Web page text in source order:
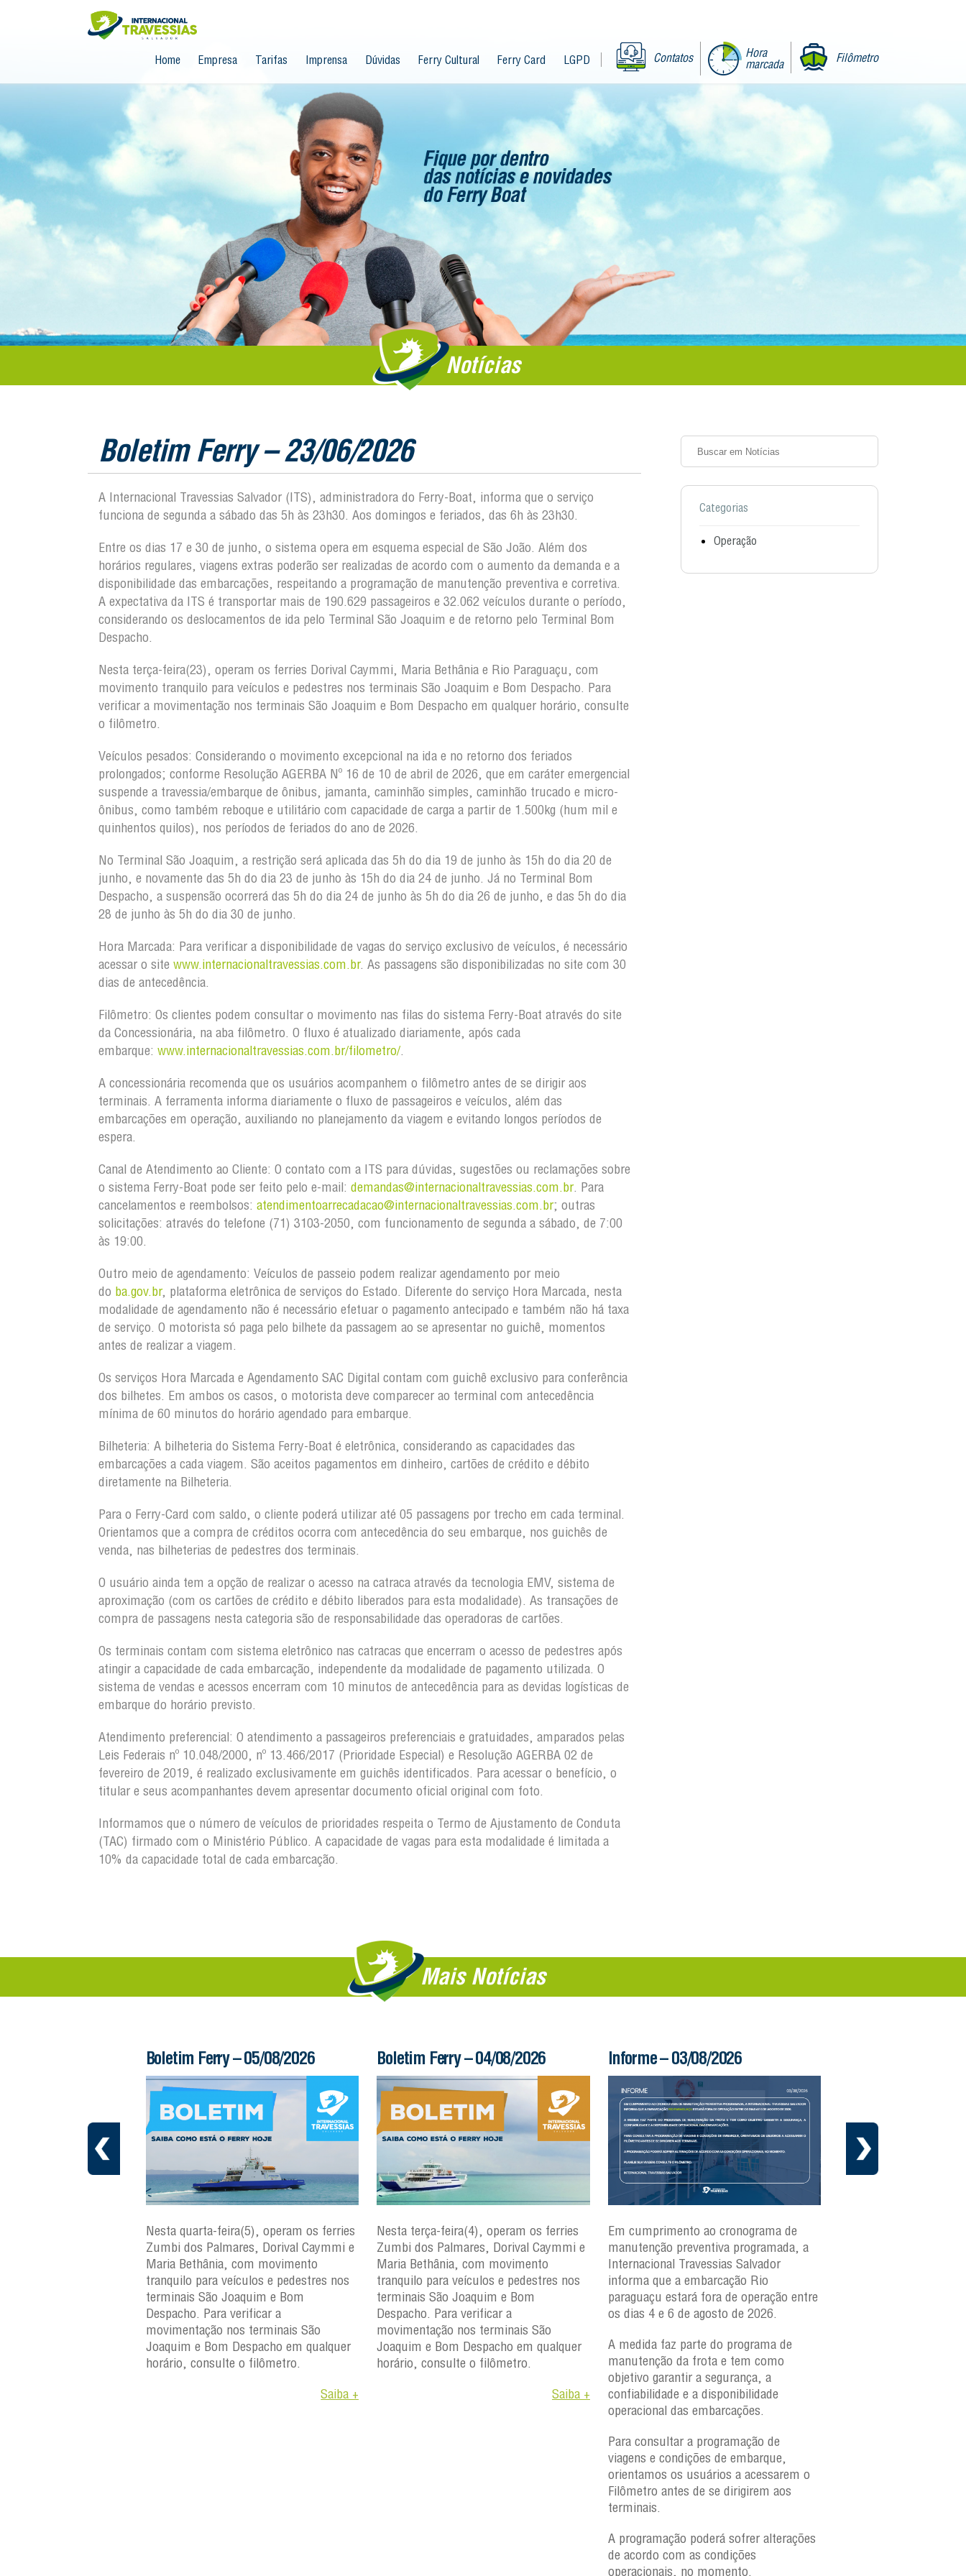
Contatos
Hora
marcada
Filômetro
Home Empresa Tarifas Imprensa Dúvidas Ferry Cultural Ferry Card LGPD
Notícias
Boletim Ferry – 23/06/2026
A Internacional Travessias Salvador (ITS), administradora do Ferry-Boat, informa que o serviço
funciona de segunda a sábado das 5h às 23h30. Aos domingos e feriados, das 6h às 23h30.
Entre os dias 17 e 30 de junho, o sistema opera em esquema especial de São João. Além dos
horários regulares, viagens extras poderão ser realizadas de acordo com o aumento da demanda e a
disponibilidade das embarcações, respeitando a programação de manutenção preventiva e corretiva.
A expectativa da ITS é transportar mais de 190.629 passageiros e 32.062 veículos durante o período,
considerando os deslocamentos de ida pelo Terminal São Joaquim e de retorno pelo Terminal Bom
Despacho.
Nesta terça-feira(23), operam os ferries Dorival Caymmi, Maria Bethânia e Rio Paraguaçu, com
movimento tranquilo para veículos e pedestres nos terminais São Joaquim e Bom Despacho. Para
verificar a movimentação nos terminais São Joaquim e Bom Despacho em qualquer horário, consulte
o filômetro.
Veículos pesados: Considerando o movimento excepcional na ida e no retorno dos feriados
prolongados; conforme Resolução AGERBA Nº 16 de 10 de abril de 2026, que em caráter emergencial
suspende a travessia/embarque de ônibus, jamanta, caminhão simples, caminhão trucado e micro-
ônibus, como também reboque e utilitário com capacidade de carga a partir de 1.500kg (hum mil e
quinhentos quilos), nos períodos de feriados do ano de 2026.
No Terminal São Joaquim, a restrição será aplicada das 5h do dia 19 de junho às 15h do dia 20 de
junho, e novamente das 5h do dia 23 de junho às 15h do dia 24 de junho. Já no Terminal Bom
Despacho, a suspensão ocorrerá das 5h do dia 24 de junho às 5h do dia 26 de junho, e das 5h do dia
28 de junho às 5h do dia 30 de junho.
Hora Marcada: Para verificar a disponibilidade de vagas do serviço exclusivo de veículos, é necessário
acessar o site www.internacionaltravessias.com.br. As passagens são disponibilizadas no site com 30
dias de antecedência.
Filômetro: Os clientes podem consultar o movimento nas filas do sistema Ferry-Boat através do site
da Concessionária, na aba filômetro. O fluxo é atualizado diariamente, após cada
embarque: www.internacionaltravessias.com.br/filometro/.
A concessionária recomenda que os usuários acompanhem o filômetro antes de se dirigir aos
terminais. A ferramenta informa diariamente o fluxo de passageiros e veículos, além das
embarcações em operação, auxiliando no planejamento da viagem e evitando longos períodos de
espera.
Canal de Atendimento ao Cliente: O contato com a ITS para dúvidas, sugestões ou reclamações sobre
o sistema Ferry-Boat pode ser feito pelo e-mail: demandas@internacionaltravessias.com.br. Para
cancelamentos e reembolsos: atendimentoarrecadacao@internacionaltravessias.com.br; outras
solicitações: através do telefone (71) 3103-2050, com funcionamento de segunda a sábado, de 7:00
às 19:00.
Outro meio de agendamento: Veículos de passeio podem realizar agendamento por meio
do ba.gov.br, plataforma eletrônica de serviços do Estado. Diferente do serviço Hora Marcada, nesta
modalidade de agendamento não é necessário efetuar o pagamento antecipado e também não há taxa
de serviço. O motorista só paga pelo bilhete da passagem ao se apresentar no guichê, momentos
antes de realizar a viagem.
Os serviços Hora Marcada e Agendamento SAC Digital contam com guichê exclusivo para conferência
dos bilhetes. Em ambos os casos, o motorista deve comparecer ao terminal com antecedência
mínima de 60 minutos do horário agendado para embarque.
Bilheteria: A bilheteria do Sistema Ferry-Boat é eletrônica, considerando as capacidades das
embarcações a cada viagem. São aceitos pagamentos em dinheiro, cartões de crédito e débito
diretamente na Bilheteria.
Para o Ferry-Card com saldo, o cliente poderá utilizar até 05 passagens por trecho em cada terminal.
Orientamos que a compra de créditos ocorra com antecedência do seu embarque, nos guichês de
venda, nas bilheterias de pedestres dos terminais.
O usuário ainda tem a opção de realizar o acesso na catraca através da tecnologia EMV, sistema de
aproximação (com os cartões de crédito e débito liberados para esta modalidade). As transações de
compra de passagens nesta categoria são de responsabilidade das operadoras de cartões.
Os terminais contam com sistema eletrônico nas catracas que encerram o acesso de pedestres após
atingir a capacidade de cada embarcação, independente da modalidade de pagamento utilizada. O
sistema de vendas e acessos encerram com 10 minutos de antecedência para as devidas logísticas de
embarque do horário previsto.
Atendimento preferencial: O atendimento a passageiros preferenciais e gratuidades, amparados pelas
Leis Federais nº 10.048/2000, nº 13.466/2017 (Prioridade Especial) e Resolução AGERBA 02 de
fevereiro de 2019, é realizado exclusivamente em guichês identificados. Para acessar o benefício, o
titular e seus acompanhantes devem apresentar documento oficial original com foto.
Informamos que o número de veículos de prioridades respeita o Termo de Ajustamento de Conduta
(TAC) firmado com o Ministério Público. A capacidade de vagas para esta modalidade é limitada a
10% da capacidade total de cada embarcação.
Categorias
Operação
Mais Notícias
Boletim Ferry – 05/08/2026
Nesta quarta-feira(5), operam os ferries
Zumbi dos Palmares, Dorival Caymmi e
Maria Bethânia, com movimento
tranquilo para veículos e pedestres nos
terminais São Joaquim e Bom
Despacho. Para verificar a
movimentação nos terminais São
Joaquim e Bom Despacho em qualquer
horário, consulte o filômetro.
Saiba +
Boletim Ferry – 04/08/2026
Nesta terça-feira(4), operam os ferries
Zumbi dos Palmares, Dorival Caymmi e
Maria Bethânia, com movimento
tranquilo para veículos e pedestres nos
terminais São Joaquim e Bom
Despacho. Para verificar a
movimentação nos terminais São
Joaquim e Bom Despacho em qualquer
horário, consulte o filômetro.
Saiba +
Informe – 03/08/2026
Em cumprimento ao cronograma de
manutenção preventiva programada, a
Internacional Travessias Salvador
informa que a embarcação Rio
paraguaçu estará fora de operação entre
os dias 4 e 6 de agosto de 2026.
A medida faz parte do programa de
manutenção da frota e tem como
objetivo garantir a segurança, a
confiabilidade e a disponibilidade
operacional das embarcações.
Para consultar a programação de
viagens e condições de embarque,
orientamos os usuários a acessarem o
Filômetro antes de se dirigirem aos
terminais.
A programação poderá sofrer alterações
de acordo com as condições
operacionais, no momento.